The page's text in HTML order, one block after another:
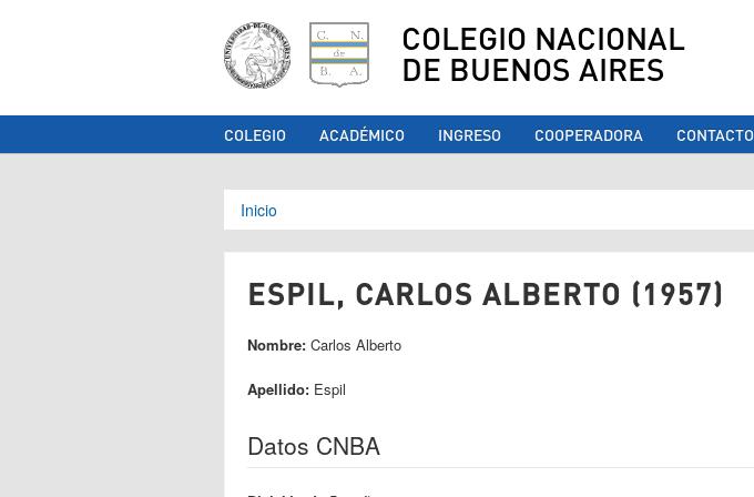
COLEGIO NACIONAL
DE BUENOS AIRES
COLEGIO ACADÉMICO INGRESO COOPERADORA CONTACTO
Se encuentra usted aquí
Inicio
ESPIL, CARLOS ALBERTO (1957)
Nombre: Carlos Alberto
Apellido: Espil
Datos CNBA